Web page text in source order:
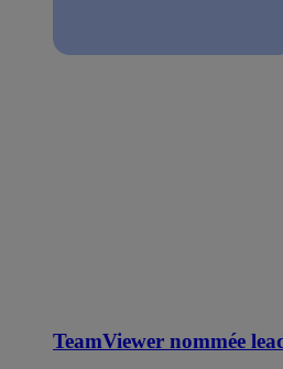
TeamViewer nommée